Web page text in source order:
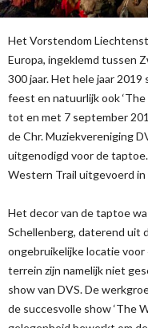
Het Vorstendom
Europa, ingeklemd tussen
300 jaar. Het hele jaar
feest en natuurlijk ook
tot en met 7 september
de Chr. Muziekvereniging
uitgenodigd voor de
Western Trail uitgevoerd
Het decor van de taptoe
Schellenberg, daterend uit
ongebruikelijke locatie
terrein zijn namelijk niet
show van DVS. De
de succesvolle show ‘The